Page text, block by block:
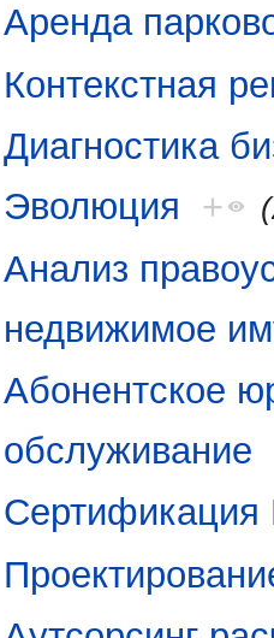
Аренда
Контекстная
Диагностика
Эволюция +
Анализ
недвижимое
Абонентское
обслуживание